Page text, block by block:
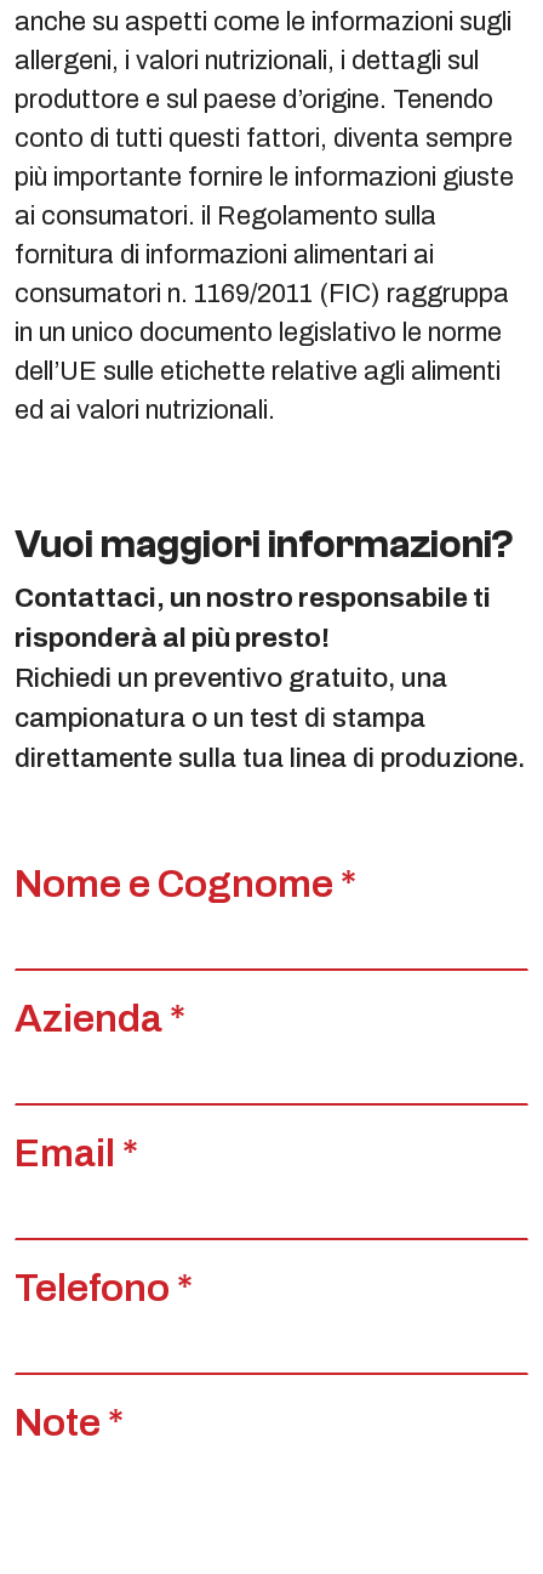
anche su aspetti come le informazioni sugli
allergeni, i valori nutrizionali, i dettagli sul
produttore e sul paese d’origine. Tenendo
conto di tutti questi fattori, diventa sempre
più importante fornire le informazioni giuste
ai consumatori. il Regolamento sulla
fornitura di informazioni alimentari ai
consumatori n. 1169/2011 (FIC) raggruppa
in un unico documento legislativo le norme
dell’UE sulle etichette relative agli alimenti
ed ai valori nutrizionali.
Vuoi maggiori informazioni?
Contattaci, un nostro responsabile ti
risponderà al più presto!
Richiedi un preventivo gratuito, una
campionatura o un test di stampa
direttamente sulla tua linea di produzione.
Nome e Cognome *
Azienda *
Email *
Telefono *
Note *